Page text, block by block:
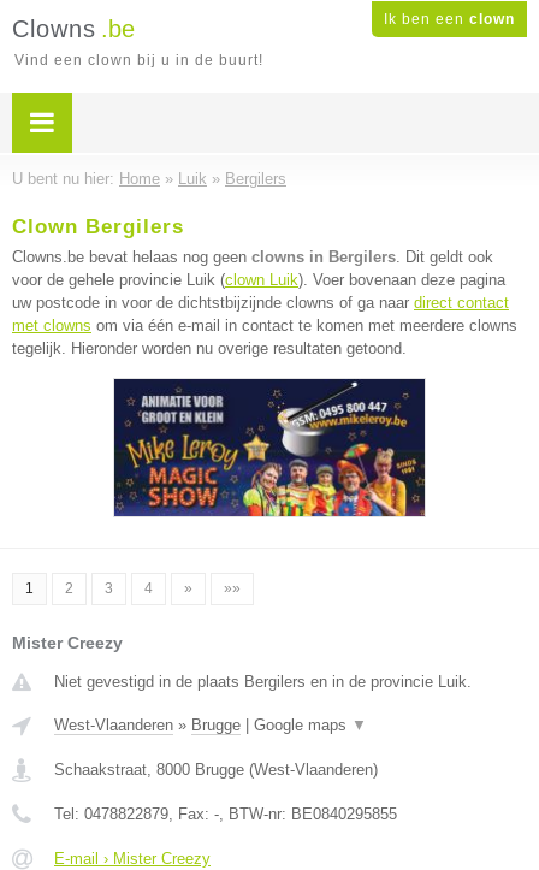
Ik ben een clown
Clowns .be
Vind een clown bij u in de buurt!
U bent nu hier: Home » Luik » Bergilers
Clown Bergilers
Clowns.be bevat helaas nog geen clowns in Bergilers. Dit geldt ook
voor de gehele provincie Luik (clown Luik). Voer bovenaan deze pagina
uw postcode in voor de dichtstbijzijnde clowns of ga naar direct contact
met clowns om via één e-mail in contact te komen met meerdere clowns
tegelijk. Hieronder worden nu overige resultaten getoond.
1 2 3 4 » »»
Mister Creezy
Niet gevestigd in de plaats Bergilers en in de provincie Luik.
West-Vlaanderen » Brugge Google maps ▼
Schaakstraat, 8000 Brugge (West-Vlaanderen)
Tel: 0478822879, Fax: -, BTW-nr: BE0840295855
E-mail › Mister Creezy